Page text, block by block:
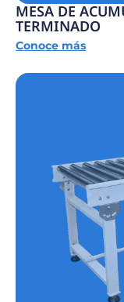
MESA DE
TERMINADO
Conoce más